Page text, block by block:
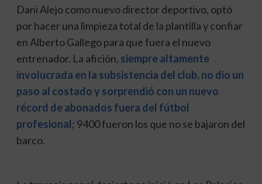
Dani Alejo como nuevo director deportivo, optó
por hacer una limpieza total de la plantilla y confiar
en Alberto Gallego para que fuera el nuevo
entrenador. La afición, siempre altamente
involucrada en la subsistencia del club, no dio un
paso al costado y sorprendió con un nuevo
récord de abonados fuera del fútbol
profesional; 9400 fueron los que no se bajaron del
barco.